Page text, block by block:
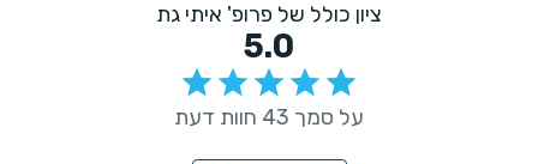
ציון כולל של פרופ' איתי גת
5.0
על סמך 43 חוות דעת